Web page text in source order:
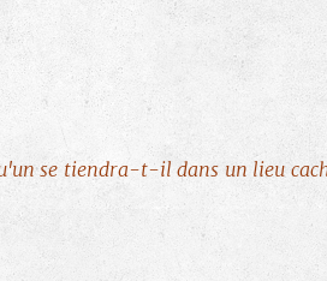
se tiendra-t-il dans un lieu